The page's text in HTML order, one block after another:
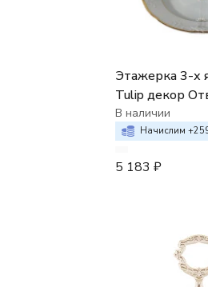
Этажерка 3-х
Tulip декор
В наличии
Начислим +
5 183 ₽